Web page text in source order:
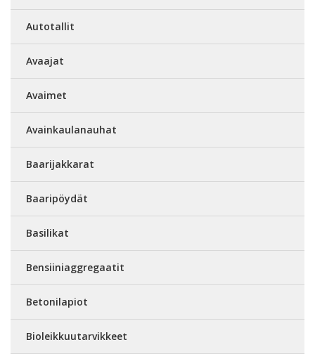
Autotallit
Avaajat
Avaimet
Avainkaulanauhat
Baarijakkarat
Baaripöydät
Basilikat
Bensiiniaggregaatit
Betonilapiot
Bioleikkuutarvikkeet